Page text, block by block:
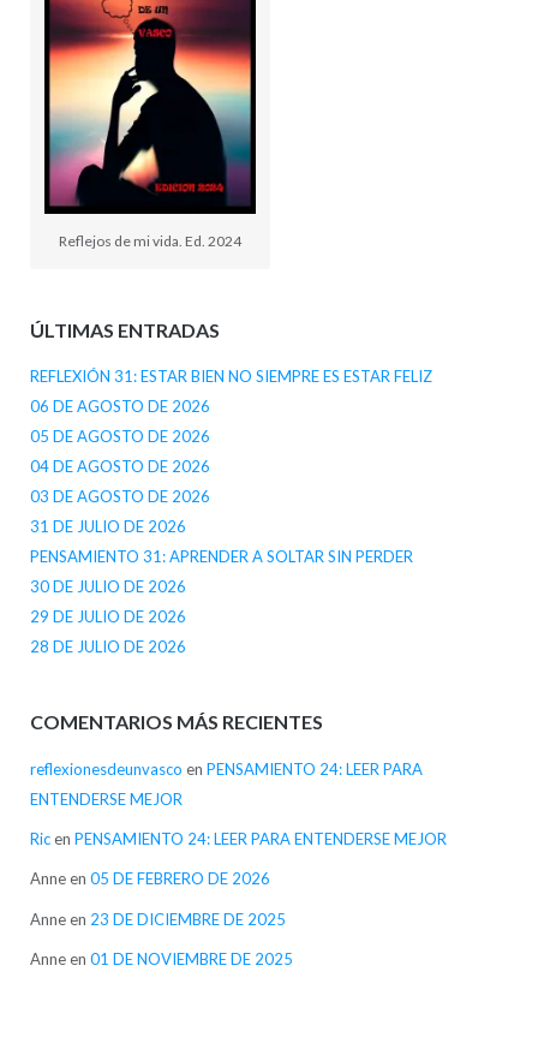
Reflejos de mi vida. Ed. 2024
ÚLTIMAS ENTRADAS
REFLEXIÓN 31: ESTAR BIEN NO SIEMPRE ES ESTAR FELIZ
06 DE AGOSTO DE 2026
05 DE AGOSTO DE 2026
04 DE AGOSTO DE 2026
03 DE AGOSTO DE 2026
31 DE JULIO DE 2026
PENSAMIENTO 31: APRENDER A SOLTAR SIN PERDER
30 DE JULIO DE 2026
29 DE JULIO DE 2026
28 DE JULIO DE 2026
COMENTARIOS MÁS RECIENTES
reflexionesdeunvasco en PENSAMIENTO 24: LEER PARA
ENTENDERSE MEJOR
Ricen PENSAMIENTO 24: LEER PARA ENTENDERSE MEJOR
Anneen 05 DE FEBRERO DE 2026
Anneen 23 DE DICIEMBRE DE 2025
Anneen 01 DE NOVIEMBRE DE 2025